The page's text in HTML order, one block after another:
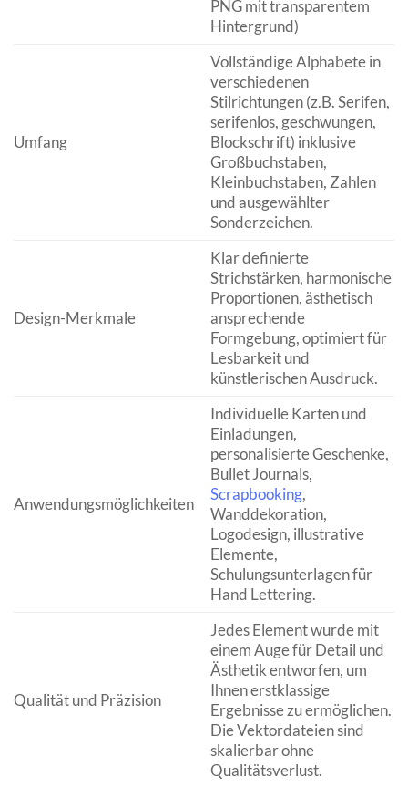
PNG mit transparentem
Hintergrund)
Umfang
Vollständige Alphabete in
verschiedenen
Stilrichtungen (z.B. Serifen,
serifenlos, geschwungen,
Blockschrift) inklusive
Großbuchstaben,
Kleinbuchstaben, Zahlen
und ausgewählter
Sonderzeichen.
Design-Merkmale
Klar definierte
Strichstärken, harmonische
Proportionen, ästhetisch
ansprechende
Formgebung, optimiert für
Lesbarkeit und
künstlerischen Ausdruck.
Anwendungsmöglichkeiten
Individuelle Karten und
Einladungen,
personalisierte Geschenke,
Bullet Journals,
Scrapbooking,
Wanddekoration,
Logodesign, illustrative
Elemente,
Schulungsunterlagen für
Hand Lettering.
Qualität und Präzision
Jedes Element wurde mit
einem Auge für Detail und
Ästhetik entworfen, um
Ihnen erstklassige
Ergebnisse zu ermöglichen.
Die Vektordateien sind
skalierbar ohne
Qualitätsverlust.